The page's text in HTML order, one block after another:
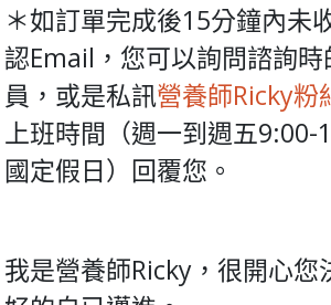
＊如訂單完成後15分鐘內未
認Email，您可以詢問諮詢時
員，或是私訊營養師Ricky粉
上班時間（週一到週五9:00-
國定假日）回覆您。
我是營養師Ricky，很開心您